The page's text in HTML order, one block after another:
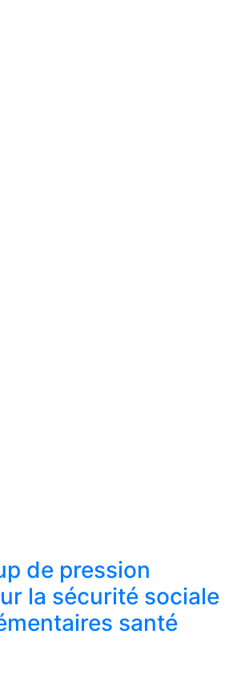
de pression
la sécurité sociale
santé